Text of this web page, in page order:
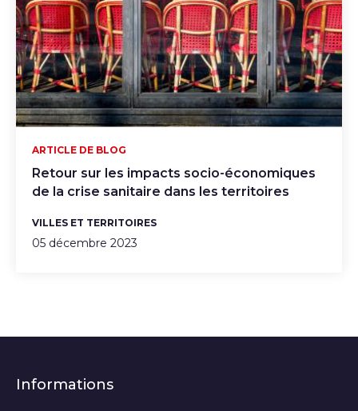
Retour sur les impacts socio-économiques
de la crise sanitaire dans les territoires
ARTICLE DE BLOG
VILLES ET TERRITOIRES
05 décembre 2023
Informations